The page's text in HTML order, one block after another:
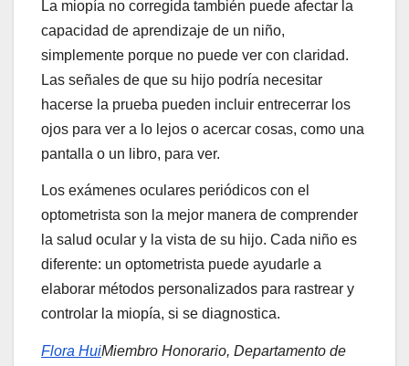
La miopía no corregida también puede afectar la
capacidad de aprendizaje de un niño,
simplemente porque no puede ver con claridad.
Las señales de que su hijo podría necesitar
hacerse la prueba pueden incluir entrecerrar los
ojos para ver a lo lejos o acercar cosas, como una
pantalla o un libro, para ver.
Los exámenes oculares periódicos con el
optometrista son la mejor manera de comprender
la salud ocular y la vista de su hijo. Cada niño es
diferente: un optometrista puede ayudarle a
elaborar métodos personalizados para rastrear y
controlar la miopía, si se diagnostica.
Flora HuiMiembro Honorario, Departamento de